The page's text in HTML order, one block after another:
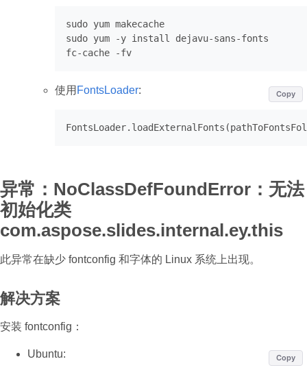
sudo yum makecache
sudo yum -y install dejavu-sans-fonts
使用 FontsLoader: Copy
FontsLoader.loadExternalFonts
异常：NoClassDefFoundError：无法
初始化类
com.aspose.slides.internal.ey.this
此异常在缺少 fontconfig 和字体的 Linux 系统上出现。
解决方案
安装 fontconfig：
Ubuntu: Copy